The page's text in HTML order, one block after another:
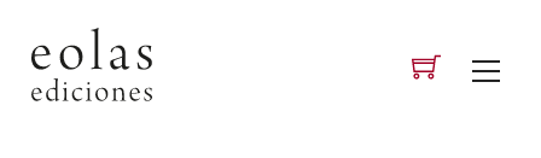
content